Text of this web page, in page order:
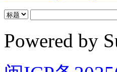
Powered by